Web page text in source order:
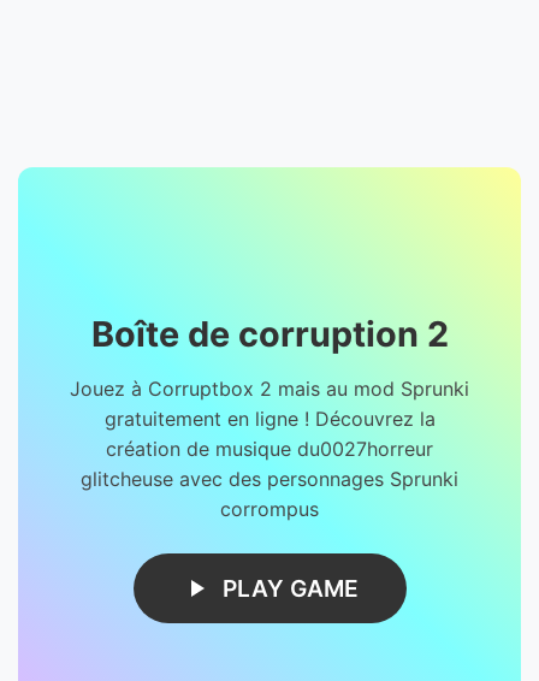
Boîte de corruption 2
Jouez à Corruptbox 2 mais au mod Sprunki
gratuitement en ligne ! Découvrez la
création de musique du0027horreur
glitcheuse avec des personnages Sprunki
corrompus
PLAY GAME